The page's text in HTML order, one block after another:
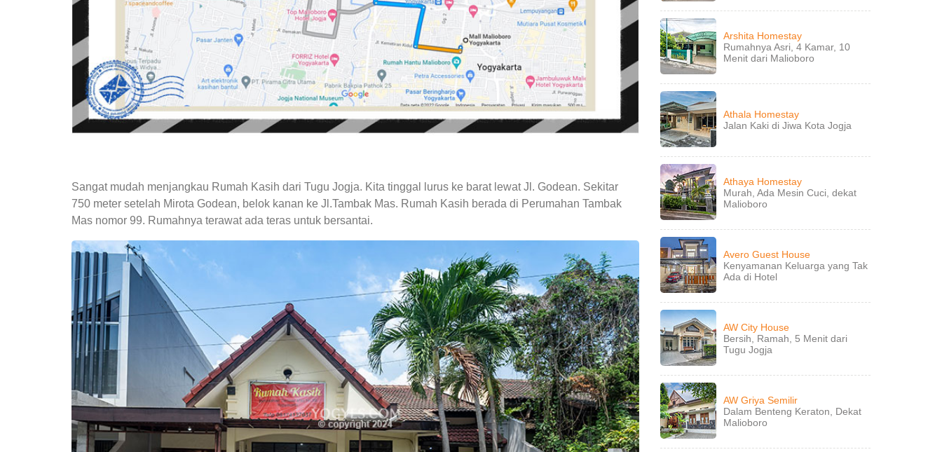
Sangat mudah menjangkau Rumah Kasih dari Tugu Jogja. Kita tinggal lurus ke barat lewat Jl. Godean. Sekitar
750 meter setelah Mirota Godean, belok kanan ke Jl.Tambak Mas. Rumah Kasih berada di Perumahan Tambak
Mas nomor 99. Rumahnya terawat ada teras untuk bersantai.
Arshita Homestay
Rumahnya Asri, 4 Kamar, 10
Menit dari Malioboro
Athala Homestay
Jalan Kaki di Jiwa Kota Jogja
Athaya Homestay
Murah, Ada Mesin Cuci, dekat
Malioboro
Avero Guest House
Kenyamanan Keluarga yang Tak
Ada di Hotel
AW City House
Bersih, Ramah, 5 Menit dari
Tugu Jogja
AW Griya Semilir
Dalam Benteng Keraton, Dekat
Malioboro